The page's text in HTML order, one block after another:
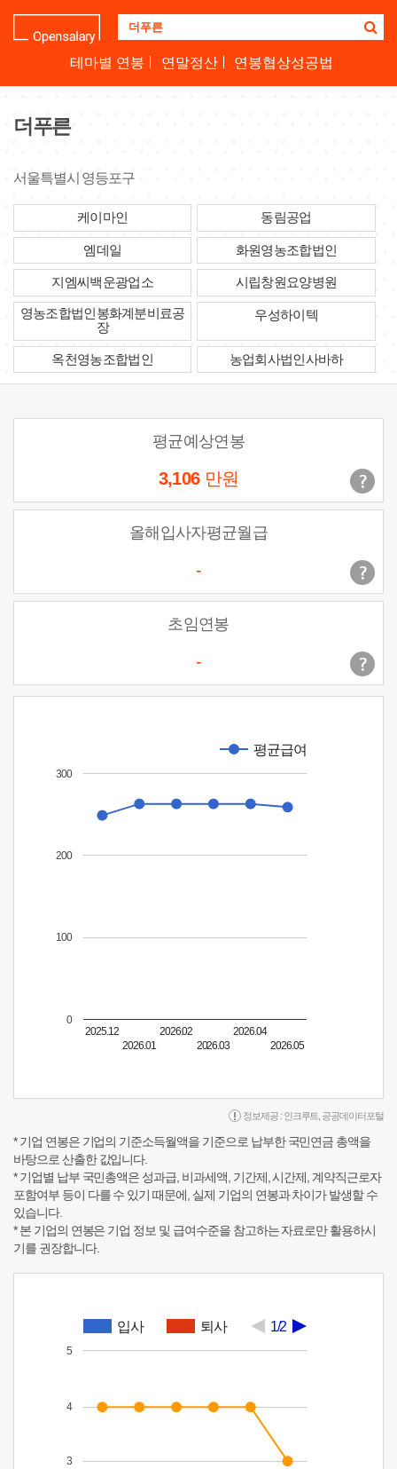
업
명
테마별 연봉 연말정산 연봉협상성공법
더푸른
서울특별시 영등포구
케이마인 동림공업
엠데일 화원영농조합법인
지엠씨백운광업소 시립창원요양병원
영농조합법인봉화계분비료공
장
우성하이텍
옥천영농조합법인 농업회사법인사바하
평균예상연봉
3,106 만원
올해입사자평균월급
-
초임연봉
-
평균급여
2025.12
2026.01
2026.02
2026.03
2026.04
2026.05
0
100
200
300
정보제공 : 인크루트 공공데이터포털
* 기업 연봉은 기업의 기준소득월액을 기준으로 납부한 국민연금 총액을
바탕으로 산출한 값입니다.
* 기업별 납부 국민총액은 성과급, 비과세액, 기간제, 시간제, 계약직근로자
포함여부 등이 다를 수 있기 때문에, 실제 기업의 연봉과 차이가 발생할 수
있습니다.
* 본 기업의 연봉은 기업 정보 및 급여수준을 참고하는 자료로만 활용하시
기를 권장합니다.
입사 퇴사 1/2
3
4
5